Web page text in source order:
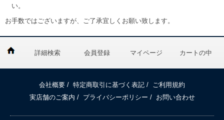
い。
お手数ではございますが、ご了承宜しくお願い致します。
詳細検索 会員登録 マイページ カートの中
会社概要 / 特定商取引に基づく表記 /
ご利用規約
実店舗のご案内 / プライバシーポリシー / お問い合わせ